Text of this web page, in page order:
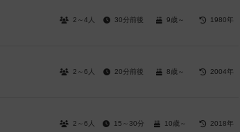
2～4人 30分前後 9歳～ 1980年
2～6人 20分前後 8歳～ 2004年
2～6人 15～30分 10歳～ 2018年